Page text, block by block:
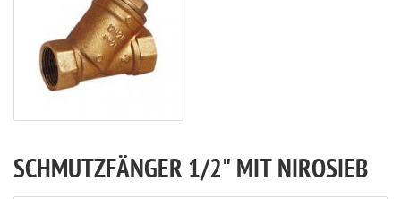
SCHMUTZFÄNGER 1/2" MIT NIROSIEB